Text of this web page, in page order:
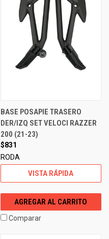
BASE POSAPIE TRASERO
DER/IZQ SET VELOCI RAZZER
200 (21-23)
$831
RODA
VISTA RÁPIDA
AGREGAR AL CARRITO
Comparar